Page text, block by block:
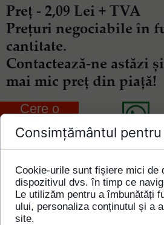
Preț - 2,09 Lei + TVA
Prețuri negociabile în
cantitate.
Contactează-ne astăzi
mai mic preț din piață!
Cere o
Detalii tehnice:
Dimensiuni 1-3 cm
Culoare: Albă
Tag: Piatra Decorativa, Piatră
Consimțământul
Cookie-urile sunt fișiere mici de
dispozitivul dvs. în timp ce
Le utilizăm pentru a îmbunătăți
ului, personaliza conținutul și a
site.